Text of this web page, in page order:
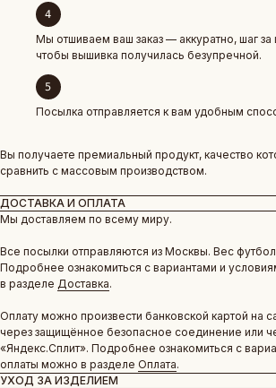
Мы отшиваем ваш заказ — аккуратно, шаг за
чтобы вышивка получилась безупречной.
Посылка отправляется к вам удобным
Вы получаете премиальный продукт, качество
сравнить с массовым производством.
ДОСТАВКА И ОПЛАТА
Мы доставляем по всему миру.
Все посылки отправляются из Москвы. Вес
Подробнее ознакомиться с вариантами и
в разделе Доставка.
Оплату можно произвести банковской картой на
через защищённое безопасное соединение или
«Яндекс.Сплит». Подробнее ознакомиться с
оплаты можно в разделе Оплата.
УХОД ЗА ИЗДЕЛИЕМ